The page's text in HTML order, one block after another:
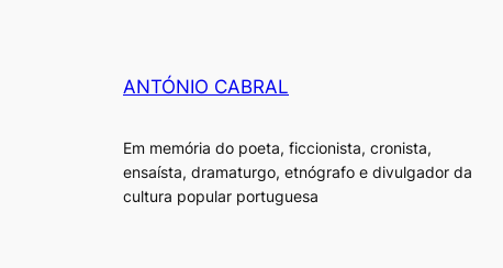
ANTÓNIO CABRAL
Em memória do poeta, ficcionista, cronista,
ensaísta, dramaturgo, etnógrafo e divulgador da
cultura popular portuguesa